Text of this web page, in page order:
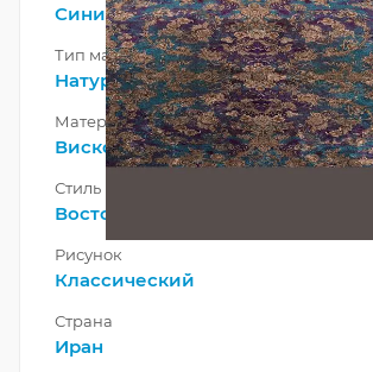
Синий,Золотой
Тип материала
Натуральный
Материал
Вискоза
Стиль
Восточный
Рисунок
Классический
Страна
Иран